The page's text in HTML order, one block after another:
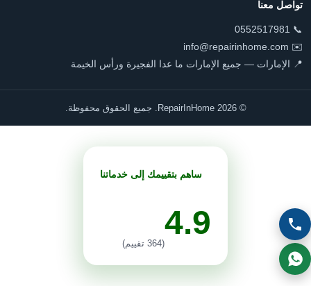
تواصل معنا
📞 0552517981
✉️ info@repairinhome.com
📍 الإمارات — جميع الإمارات ما عدا الفجيرة ورأس الخيمة
© 2026 RepairInHome. جميع الحقوق محفوظة.
ساهم بتقييمك إلى خدماتنا
4.9
(364 تقييم)